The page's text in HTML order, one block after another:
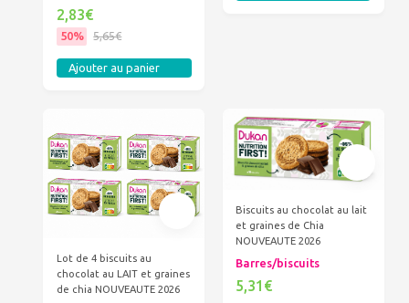
2,83€
50% 5,65€
Ajouter au panier
Lot de 4 biscuits au
chocolat au LAIT et graines
de chia NOUVEAUTE 2026
Biscuits au chocolat au lait
et graines de Chia
NOUVEAUTE 2026
Barres/biscuits
5,31€